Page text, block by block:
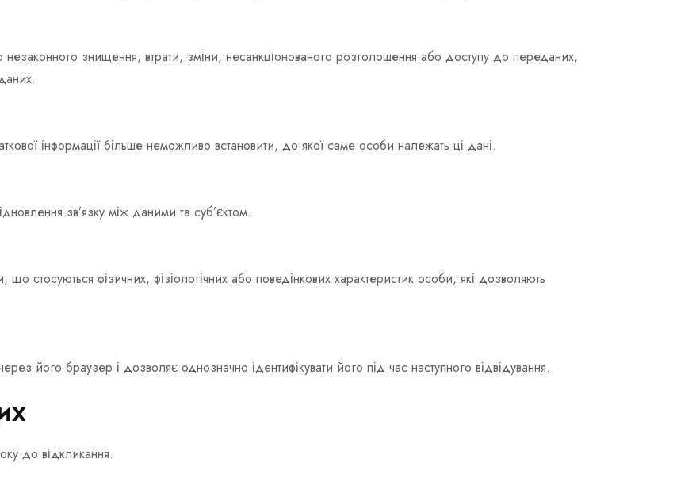
знищення, втрати, зміни, несанкціонованого розголошення або доступу до переданих,
інформації більше неможливо встановити, до якої саме особи належать ці дані.
зв’язку між даними та суб’єктом.
що стосуються фізичних, фізіологічних або поведінкових характеристик особи, які дозволяють
його браузер і дозволяє однозначно ідентифікувати його під час наступного відвідування.
до відкликання.